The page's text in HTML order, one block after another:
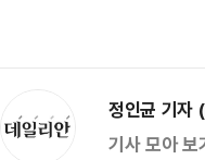
정인균 기
기사 모아 보